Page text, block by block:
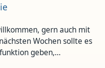
gern auch mit
Wochen sollte es
geben,…